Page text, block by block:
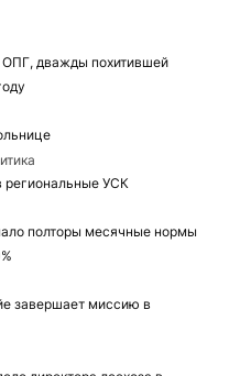
ОПГ, дважды похитившей
региональные УСК
полторы месячные нормы
завершает миссию в